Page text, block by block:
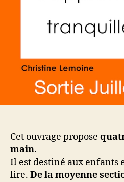
Cet ouvrage propose
main.
Il est destiné aux enfants
lire. De la moyenne